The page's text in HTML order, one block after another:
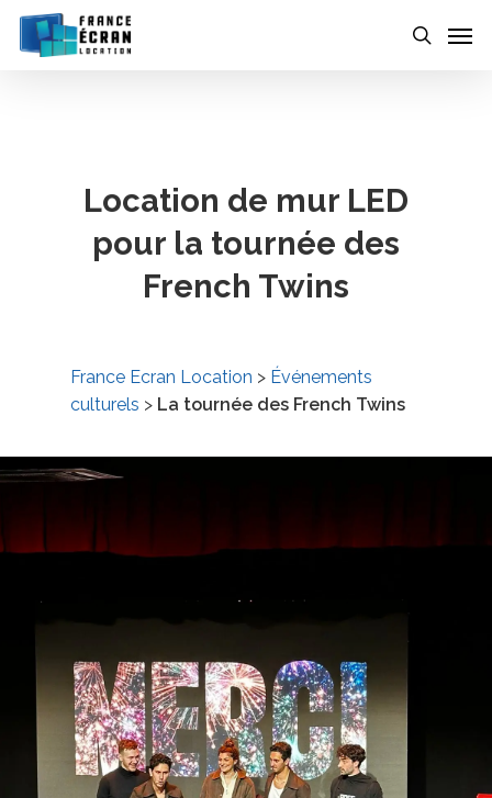
Skip
Location de mur LED
pour la tournée des
French Twins
France Ecran Location > Événements
culturels > La tournée des French Twins